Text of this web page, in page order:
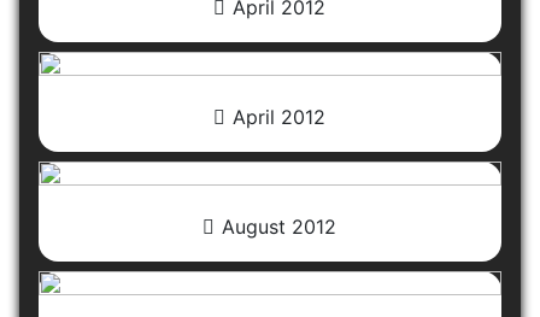
April 2012
April 2012
August 2012